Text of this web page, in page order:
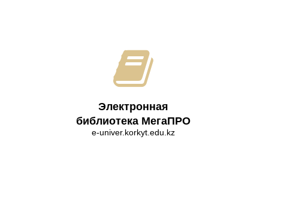
Электронная
библиотека МегаПРО
e-univer.korkyt.edu.kz